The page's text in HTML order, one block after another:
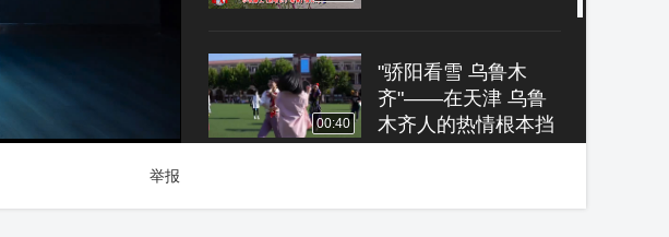
00:40
"骄阳看雪 乌鲁木
齐"——在天津 乌鲁
木齐人的热情根本挡
那些被时光雕琢的记
举报